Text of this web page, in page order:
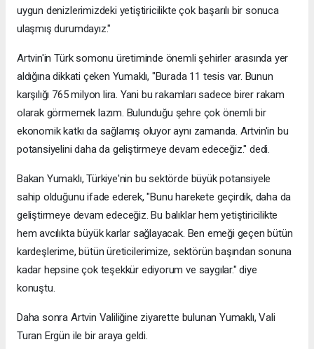
uygun denizlerimizdeki yetiştiricilikte çok başarılı bir sonuca
ulaşmış durumdayız."
Artvin'in Türk somonu üretiminde önemli şehirler arasında yer
aldığına dikkati çeken Yumaklı, "Burada 11 tesis var. Bunun
karşılığı 765 milyon lira. Yani bu rakamları sadece birer rakam
olarak görmemek lazım. Bulunduğu şehre çok önemli bir
ekonomik katkı da sağlamış oluyor aynı zamanda. Artvin'in bu
potansiyelini daha da geliştirmeye devam edeceğiz." dedi.
Bakan Yumaklı, Türkiye'nin bu sektörde büyük potansiyele
sahip olduğunu ifade ederek, "Bunu harekete geçirdik, daha da
geliştirmeye devam edeceğiz. Bu balıklar hem yetiştiricilikte
hem avcılıkta büyük karlar sağlayacak. Ben emeği geçen bütün
kardeşlerime, bütün üreticilerimize, sektörün başından sonuna
kadar hepsine çok teşekkür ediyorum ve saygılar." diye
konuştu.
Daha sonra Artvin Valiliğine ziyarette bulunan Yumaklı, Vali
Turan Ergün ile bir araya geldi.​